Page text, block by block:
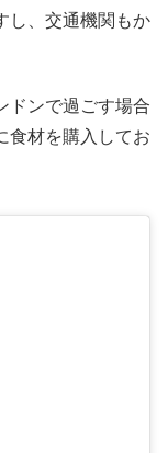
し、交通機関もか
ドンで過ごす場合
食材を購入してお